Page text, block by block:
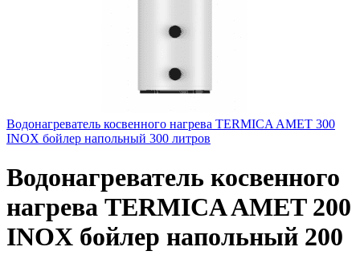
Водонагреватель косвенного нагрева TERMICA AMET 300
INOX бойлер напольный 300 литров
Водонагреватель косвенного
нагрева TERMICA AMET 200
INOX бойлер напольный 200